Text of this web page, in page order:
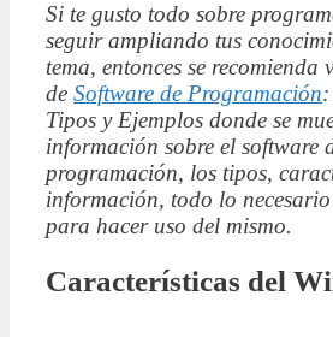
Si te gusto todo sobre
seguir ampliando tus
tema, entonces se recomienda
de Software de Programación
Tipos y Ejemplos donde se
información sobre el software
programación, los tipos,
información, todo lo
para hacer uso del mismo.
Características del